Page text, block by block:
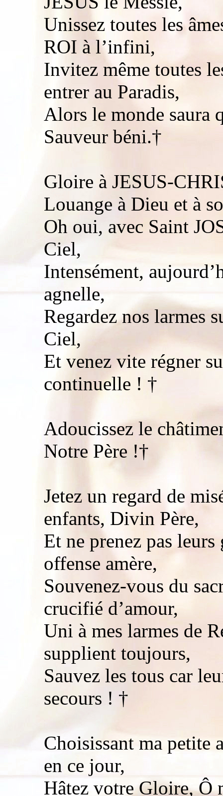
Unissez toutes les
ROI à l’infini,
Invitez même toutes
entrer au Paradis,
Alors le monde saura
Sauveur béni.†
Gloire à JESUS-
Louange à Dieu et à
Oh oui, avec Saint
Ciel,
Intensément,
agnelle,
Regardez nos larmes
Ciel,
Et venez vite régner
continuelle ! †
Adoucissez le
Notre Père !†
Jetez un regard de
enfants, Divin Père,
Et ne prenez pas leurs
offense amère,
Souvenez-vous du
crucifié d’amour,
Uni à mes larmes de
supplient toujours,
Sauvez les tous car
secours ! †
Choisissant ma petite
en ce jour,
Hâtez votre Gloire, Ô